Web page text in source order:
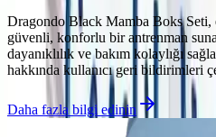
Dragondo Black Mamba Boks
güvenli, konforlu bir antrenman
dayanıklılık ve bakım kolaylığı
hakkında kullanıcı geri bildirimleri
Daha fazla bilgi edinin